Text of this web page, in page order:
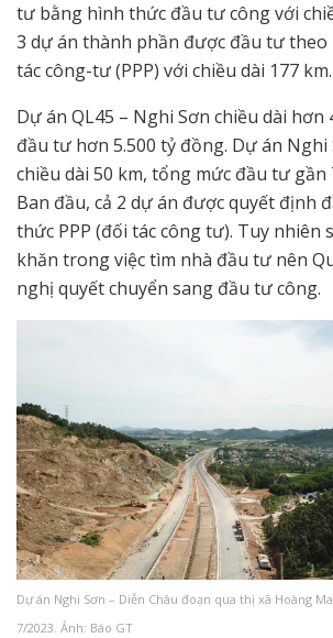
tư bằng hình thức đầu tư công với
3 dự án thành phần được đầu tư
tác công-tư (PPP) với chiều dài 177 km.
Dự án QL45 – Nghi Sơn chiều dài hơn
đầu tư hơn 5.500 tỷ đồng. Dự án Nghi
chiều dài 50 km, tổng mức đầu tư gần
Ban đầu, cả 2 dự án được quyết định
thức PPP (đối tác công tư). Tuy nhiên
khăn trong việc tìm nhà đầu tư nên
nghị quyết chuyển sang đầu tư công.
Dự án Nghi Sơn – Diễn Châu đoạn qua thị xã Hoàng
7/2023. Ảnh: Báo GT